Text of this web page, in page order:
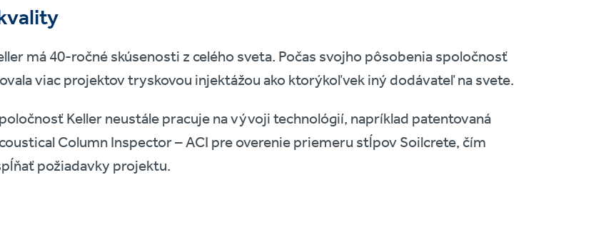
má 40-ročné skúsenosti z celého sveta. Počas svojho pôsobenia spoločnosť
viac projektov tryskovou injektážou ako ktorýkoľvek iný dodávateľ na svete.
Keller neustále pracuje na vývoji technológií, napríklad patentovaná
Column Inspector – ACI pre overenie priemeru stĺpov Soilcrete, čím
požiadavky projektu.